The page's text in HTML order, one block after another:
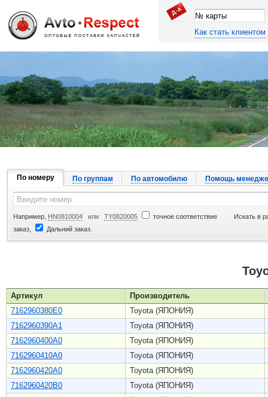
Джапан Авто
Как стать клиентом
По номеру По группам По автомобилю Помощь
Например, HN0810004 или TY0820005 точное соответствие
Искать в
заказ,
Дальний заказ.
Артикул
Производитель
7162960380E0
Toyota (ЯПОНИЯ)
7162960390A1
Toyota (ЯПОНИЯ)
7162960400A0
Toyota (ЯПОНИЯ)
7162960410A0
Toyota (ЯПОНИЯ)
7162960420A0
Toyota (ЯПОНИЯ)
7162960420B0
Toyota (ЯПОНИЯ)